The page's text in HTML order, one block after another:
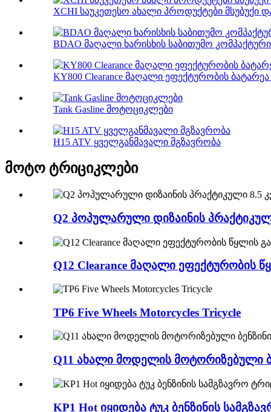
XCHI საუკეთესო ახალი პროდუქტები მსუბუქი
BDAO მაღალი ხარისხის საბითუმო
KY800 Clearance მაღალი ეფექტურობის ბატარეა
Tank Gasline მოტოციკლები
H15 ATV ყველგანმავალი მგზავრობა
მოტო ტრიციკლები
Q2 პოპულარული დიზაინის
Q12 Clearance მაღალი
TP6 Five Wheels Motorcycles Tricycle
Q11 ახალი მოდელის მოტორიზებული
KP1 Hot იყიდება ტუკ ბენზინის